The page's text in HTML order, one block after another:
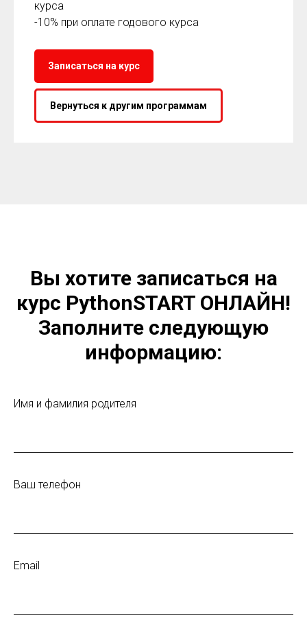
курса
-10% при оплате годового курса
Записаться на курс
Вернуться к другим программам
Вы хотите записаться на
курс PythonSTART ОНЛАЙН!
Заполните следующую
информацию:
Имя и фамилия родителя
Ваш телефон
Email